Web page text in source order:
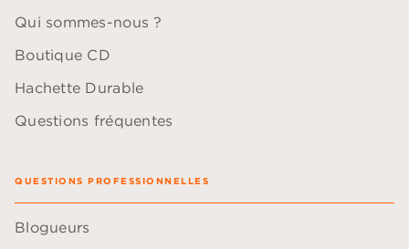
Qui sommes-nous ?
Boutique CD
Hachette Durable
Questions fréquentes
QUESTIONS PROFESSIONNELLES
Blogueurs